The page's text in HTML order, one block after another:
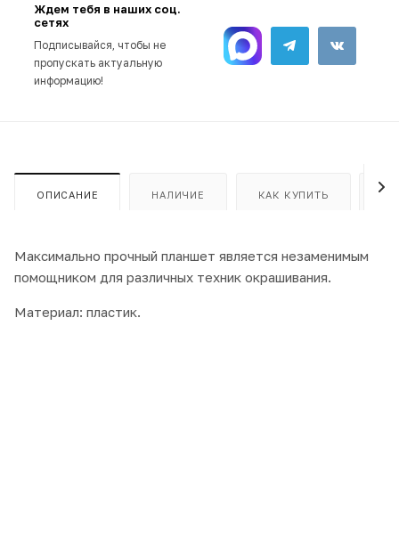
Ждем тебя в наших соц.
сетях
Подписывайся, чтобы не
пропускать актуальную
информацию!
ОПИСАНИЕ НАЛИЧИЕ КАК КУПИТЬ
Максимально прочный планшет является незаменимым
помощником для различных техник окрашивания.
Материал: пластик.